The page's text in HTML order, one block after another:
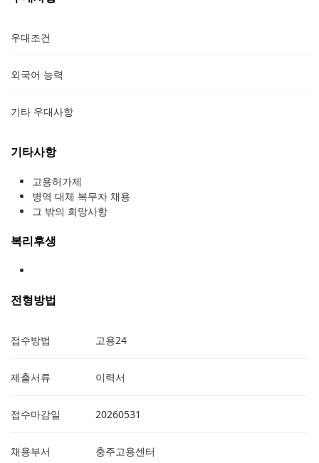
우대조건
외국어 능력
기타 우대사항
기타사항
고용허가제
병역 대체 복무자 채용
그 밖의 희망사항
복리후생
전형방법
접수방법 고용24
제출서류 이력서
접수마감일 20260531
채용부서 충주고용센터